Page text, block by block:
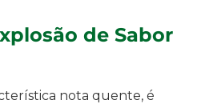
de Sabor
nota quente, é